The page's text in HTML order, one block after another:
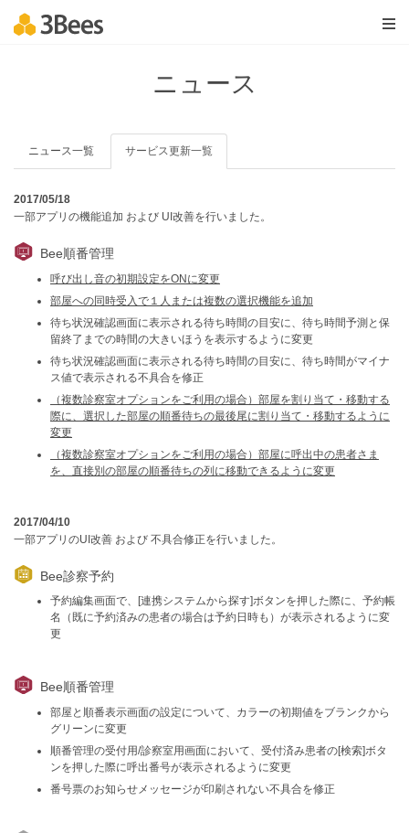
ニュース
ニュース一覧 サービス更新一覧
2017/05/18
一部アプリの機能追加 および UI改善を行いました。
Bee順番管理
呼び出し音の初期設定をONに変更
部屋への同時受入で１人または複数の選択機能を追加
待ち状況確認画面に表示される待ち時間の目安に、待ち時間予測と保
留終了までの時間の大きいほうを表示するように変更
待ち状況確認画面に表示される待ち時間の目安に、待ち時間がマイナ
ス値で表示される不具合を修正
（複数診察室オプションをご利用の場合）部屋を割り当て・移動する
際に、選択した部屋の順番待ちの最後尾に割り当て・移動するように
変更
（複数診察室オプションをご利用の場合）部屋に呼出中の患者さま
を、直接別の部屋の順番待ちの列に移動できるように変更
2017/04/10
一部アプリのUI改善 および 不具合修正を行いました。
Bee診察予約
予約編集画面で、[連携システムから探す]ボタンを押した際に、予約帳
名（既に予約済みの患者の場合は予約日時も）が表示されるように変
更
Bee順番管理
部屋と順番表示画面の設定について、カラーの初期値をブランクから
グリーンに変更
順番管理の受付用/診察室用画面において、受付済み患者の[検索]ボタ
ンを押した際に呼出番号が表示されるように変更
番号票のお知らせメッセージが印刷されない不具合を修正